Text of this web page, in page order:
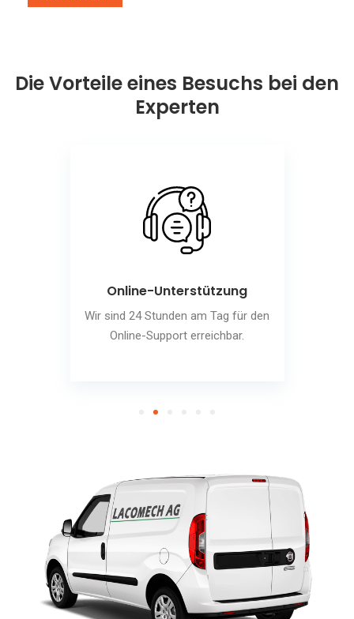
Die Vorteile eines Besuchs bei den
Experten
Online-Unterstützung
Wir sind 24 Stunden am Tag für den
Online-Support erreichbar.